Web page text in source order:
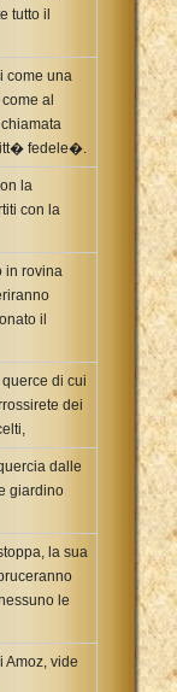
tutto il
come una
al
fedele�.
la
con la
in rovina
il
di cui
dei
dalle
giardino
la sua
le
vide